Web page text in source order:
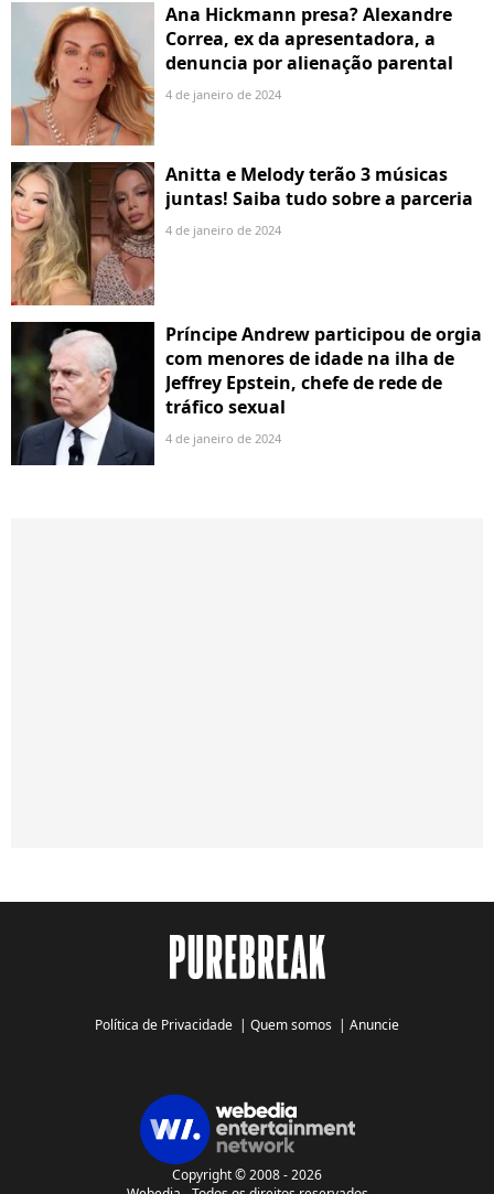
Ana Hickmann presa? Alexandre
Correa, ex da apresentadora, a
denuncia por alienação parental
4 de janeiro de 2024
Anitta e Melody terão 3 músicas
juntas! Saiba tudo sobre a parceria
4 de janeiro de 2024
Príncipe Andrew participou de orgia
com menores de idade na ilha de
Jeffrey Epstein, chefe de rede de
tráfico sexual
4 de janeiro de 2024
Política de Privacidade | Quem somos | Anuncie
Copyright © 2008 - 2026